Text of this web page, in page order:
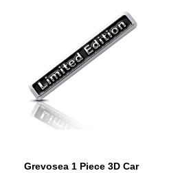
Grevosea 1 Piece 3D Car